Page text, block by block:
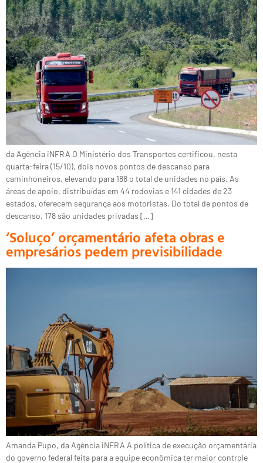
da Agência iNFRA O Ministério dos Transportes certificou, nesta
quarta-feira (15/10), dois novos pontos de descanso para
caminhoneiros, elevando para 188 o total de unidades no país. As
áreas de apoio, distribuídas em 44 rodovias e 141 cidades de 23
estados, oferecem segurança aos motoristas. Do total de pontos de
descanso, 178 são unidades privadas […]
‘Soluço’ orçamentário afeta obras e
empresários pedem previsibilidade
Amanda Pupo, da Agência iNFRA A política de execução orçamentária
do governo federal feita para a equipe econômica ter maior controle